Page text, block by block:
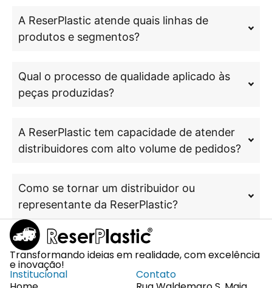
A ReserPlastic atende quais linhas de
produtos e segmentos?
Qual o processo de qualidade aplicado às
peças produzidas?
A ReserPlastic tem capacidade de atender
distribuidores com alto volume de pedidos?
Como se tornar um distribuidor ou
representante da ReserPlastic?
Transformando ideias em realidade, com excelência
e inovação!
Institucional
Contato